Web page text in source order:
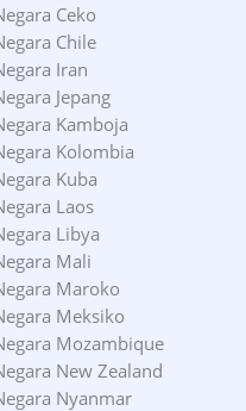
Ceko
Chile
Iran
Jepang
Kamboja
Kolombia
Kuba
Laos
Libya
Mali
Maroko
Meksiko
Mozambique
New Zealand
Nyanmar